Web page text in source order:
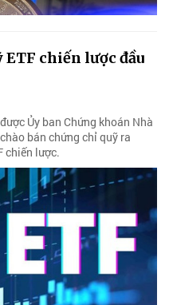
chiến lược đầu
Ủy ban Chứng khoán Nhà
bán chứng chỉ quỹ ra
chiến lược.